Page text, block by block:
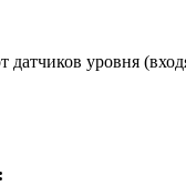
уровня